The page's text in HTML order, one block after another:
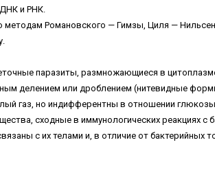
и РНК.
Романовского — Гимзы, Циля —
паразиты, размножающиеся в
делением или дроблением (нитевидные
газ, но индифферентны в отношении
сходные в иммунологических реакциях с
с их телами и, в отличие от